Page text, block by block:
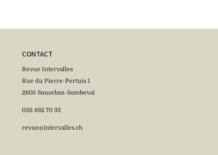
CONTACT
Revue Intervalles
Rue du Pierre-Pertuis 1
2605 Sonceboz-Sombeval
032 492 70 33
revue@intervalles.ch